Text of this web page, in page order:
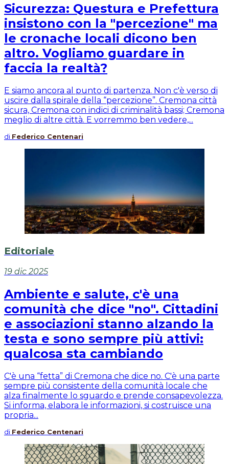
Sicurezza: Questura e Prefettura
insistono con la "percezione" ma
le cronache locali dicono ben
altro. Vogliamo guardare in
faccia la realtà?
E siamo ancora al punto di partenza. Non c'è verso di
uscire dalla spirale della “percezione”. Cremona città
sicura, Cremona con indici di criminalità bassi; Cremona
meglio di altre città. E vorremmo ben vedere,...
di Federico Centenari
Editoriale
19 dic 2025
Ambiente e salute, c'è una
comunità che dice "no". Cittadini
e associazioni stanno alzando la
testa e sono sempre più attivi:
qualcosa sta cambiando
C'è una “fetta” di Cremona che dice no. C'è una parte
sempre più consistente della comunità locale che
alza finalmente lo sguardo e prende consapevolezza.
Si informa, elabora le informazioni, si costruisce una
propria...
di Federico Centenari